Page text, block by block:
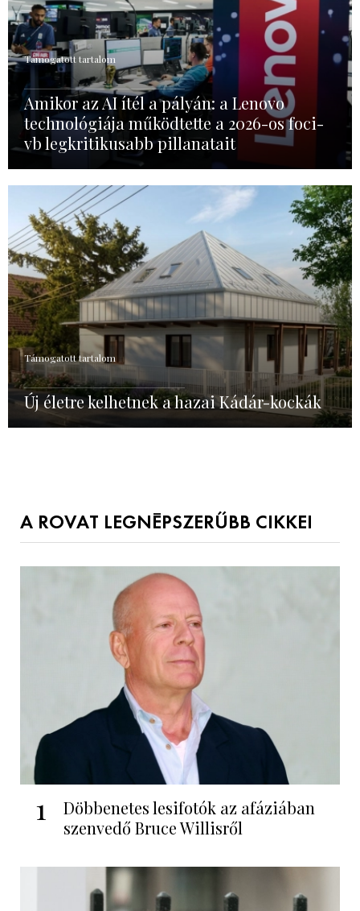
Támogatott tartalom
Amikor az AI ítél a pályán: a Lenovo
technológiája működtette a 2026-os foci-
vb legkritikusabb pillanatait
Támogatott tartalom
Új életre kelhetnek a hazai Kádár-kockák
A ROVAT LEGNÉPSZERŰBB CIKKEI
1
Döbbenetes lesifotók az afáziában
szenvedő Bruce Willisről